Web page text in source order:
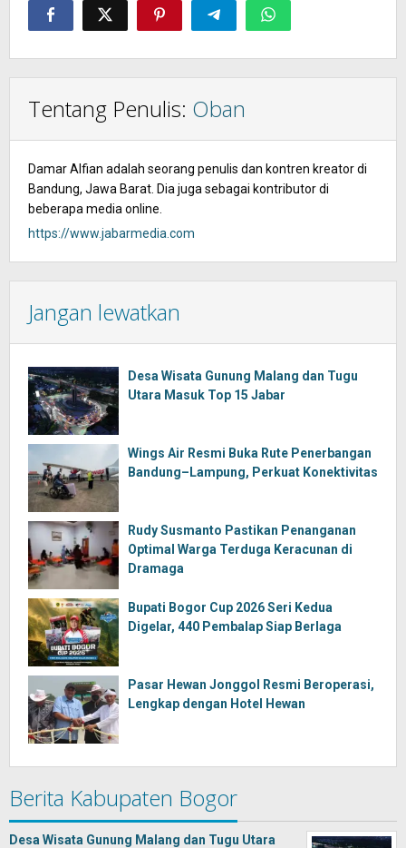
Tentang Penulis: Oban
Damar Alfian adalah seorang penulis dan kontren kreator di
Bandung, Jawa Barat. Dia juga sebagai kontributor di
beberapa media online.
https://www.jabarmedia.com
Jangan lewatkan
Desa Wisata Gunung Malang dan Tugu
Utara Masuk Top 15 Jabar
Wings Air Resmi Buka Rute Penerbangan
Bandung–Lampung, Perkuat Konektivitas
Rudy Susmanto Pastikan Penanganan
Optimal Warga Terduga Keracunan di
Dramaga
Bupati Bogor Cup 2026 Seri Kedua
Digelar, 440 Pembalap Siap Berlaga
Pasar Hewan Jonggol Resmi Beroperasi,
Lengkap dengan Hotel Hewan
Berita Kabupaten Bogor
Desa Wisata Gunung Malang dan Tugu Utara